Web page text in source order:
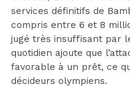
services définitifs de
compris entre 6 et 8
jugé très insuffisant par
quotidien ajoute que
favorable à un prêt, ce
décideurs olympiens.